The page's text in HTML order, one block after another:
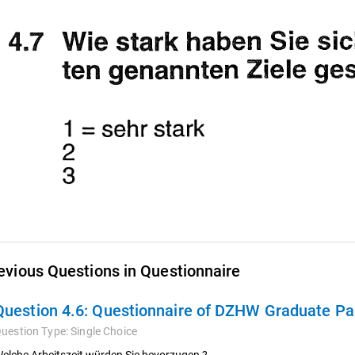
Questions in Questionnaire
4.6: Questionnaire of DZHW Graduate
Type:Single Choice